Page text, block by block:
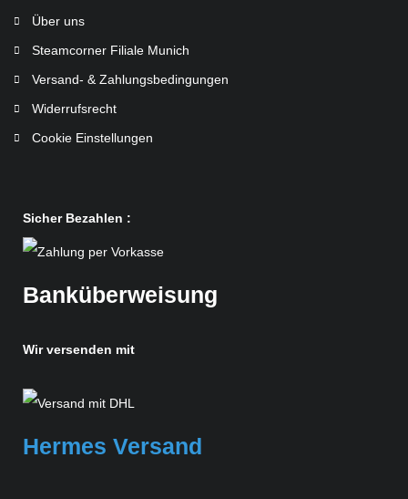
Über uns
Steamcorner Filiale Munich
Versand- & Zahlungsbedingungen
Widerrufsrecht
Cookie Einstellungen
Sicher Bezahlen :
Banküberweisung
Wir versenden mit
Hermes Versand